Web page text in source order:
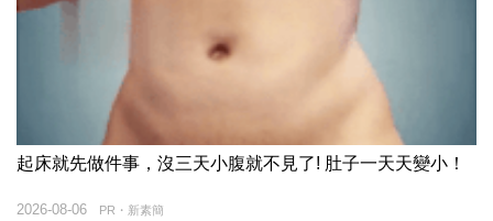
起床就先做件事，沒三天小腹就不見了! 肚子一天天變小！
PR・新素簡
2026-08-06